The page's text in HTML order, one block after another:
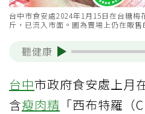
台中市食安處2024年1月15日在台糖
斤，已流入市面。圖為賣場上仍在販
聽健康
台中市政府食安處上月
含瘦肉精 「西布特羅